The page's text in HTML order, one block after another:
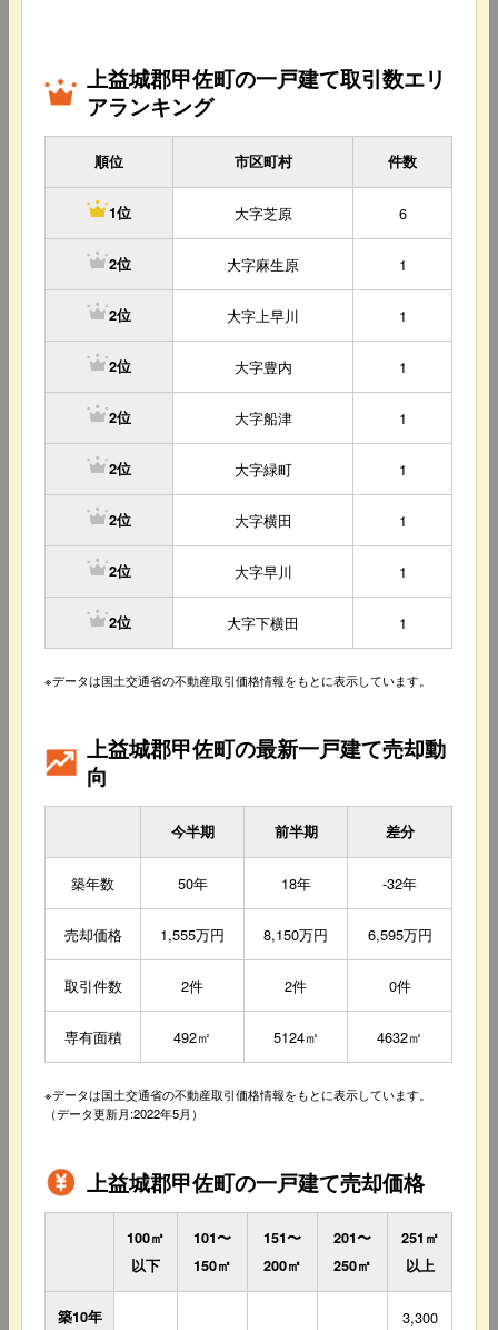
上益城郡甲佐町の一戸建て取引数エリ
アランキング
順位 市区町村 件数
1位 大字芝原 6
2位 大字麻生原 1
2位 大字上早川 1
2位 大字豊内 1
2位 大字船津 1
2位 大字緑町 1
2位 大字横田 1
2位 大字早川 1
2位 大字下横田 1
※データは国土交通省の不動産取引価格情報をもとに表示しています。
上益城郡甲佐町の最新一戸建て売却動
向
今半期 前半期 差分
築年数 50年 18年 -32年
売却価格 1,555万円 8,150万円 6,595万円
取引件数 2件 2件 0件
専有面積 492㎡ 5124㎡ 4632㎡
※データは国土交通省の不動産取引価格情報をもとに表示しています。
（データ更新月:2022年5月）
上益城郡甲佐町の一戸建て売却価格
100㎡
以下
101〜
150㎡
151〜
200㎡
201〜
250㎡
251㎡
以上
築10年 3,300